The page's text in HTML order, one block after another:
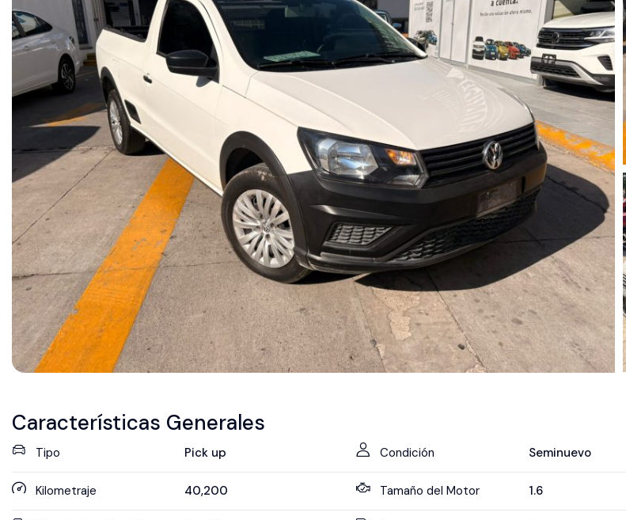
Características Generales
Tipo Pick up
Kilometraje 40,200
Condición Seminuevo
Tamaño del Motor 1.6